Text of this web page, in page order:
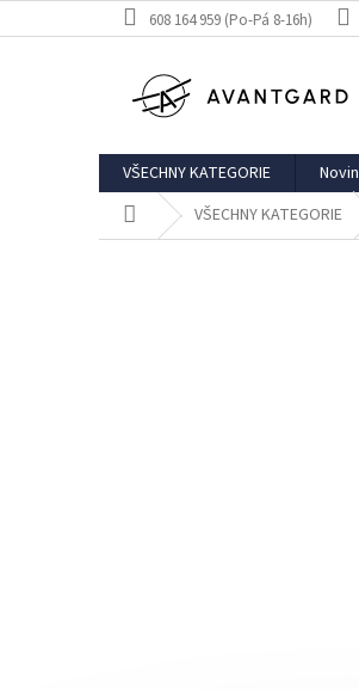
na
608 164 959 (Po-Pá 8-16h)
VŠECHNY KATEGORIE
Domů VŠECHNY KATEGORIE